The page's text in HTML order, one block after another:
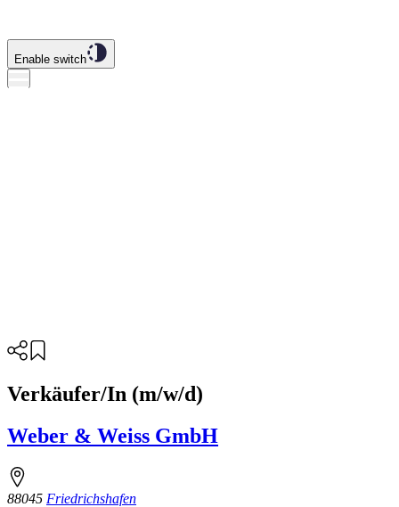
Enable switch
Verkäufer/In (m/w/d)
Weber & Weiss GmbH
88045 Friedrichshafen